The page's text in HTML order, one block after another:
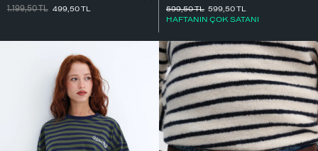
1.199,50TL 499,50TL
599,50TL
HAFTANIN ÇOK SATANI
599,50TL